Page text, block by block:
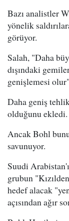
Bazı analistler
yönelik
görüyor.
Salah, "Daha
dışındaki
genişlemesi
Daha geniş
olduğunu ekledi.
Ancak Bohl
savunuyor.
Suudi
grubun
hedef alacak
açısından ağır